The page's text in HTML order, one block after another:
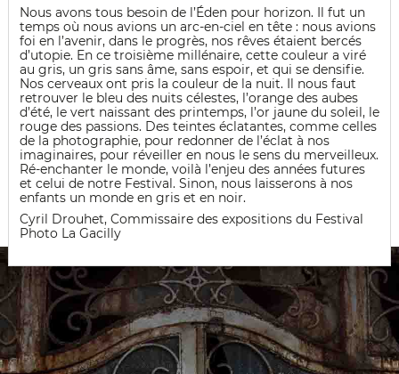
Nous avons tous besoin de l’Éden pour horizon. Il fut un
temps où nous avions un arc-en-ciel en tête : nous avions
foi en l’avenir, dans le progrès, nos rêves étaient bercés
d’utopie. En ce troisième millénaire, cette couleur a viré
au gris, un gris sans âme, sans espoir, et qui se densifie.
Nos cerveaux ont pris la couleur de la nuit. Il nous faut
retrouver le bleu des nuits célestes, l’orange des aubes
d’été, le vert naissant des printemps, l’or jaune du soleil, le
rouge des passions. Des teintes éclatantes, comme celles
de la photographie, pour redonner de l’éclat à nos
imaginaires, pour réveiller en nous le sens du merveilleux.
Ré-enchanter le monde, voilà l’enjeu des années futures
et celui de notre Festival. Sinon, nous laisserons à nos
enfants un monde en gris et en noir.
Cyril Drouhet, Commissaire des expositions du Festival
Photo La Gacilly